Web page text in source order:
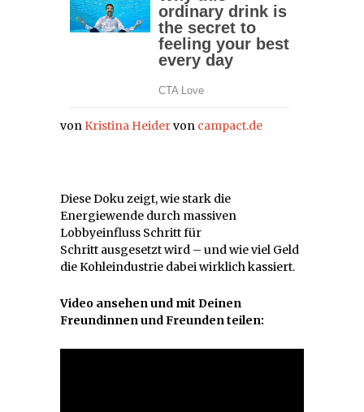
von Kristina Heidervon campact.de
Diese Doku zeigt, wie stark die
Energiewende durch massiven
Lobbyeinfluss Schritt für
Schritt ausgesetzt wird – und wie viel Geld
die Kohleindustrie dabei wirklich kassiert.
Video ansehen und mit Deinen
Freundinnen und Freunden teilen: